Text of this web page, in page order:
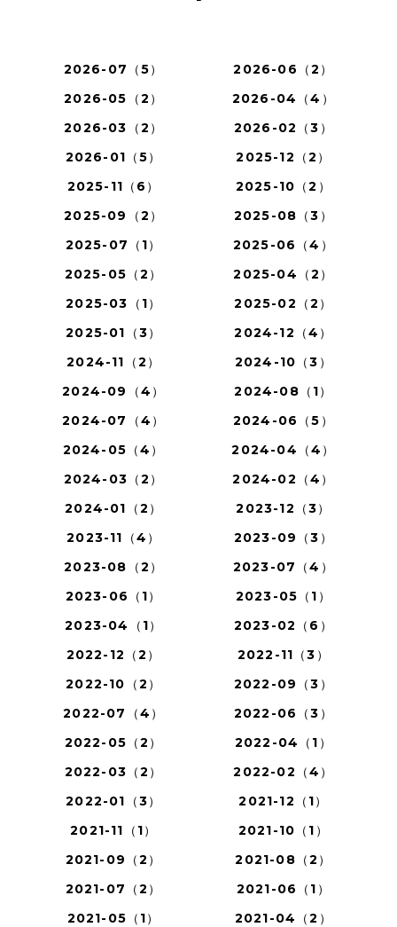
2026-07（5）
2026-06（2）
2026-05（2）
2026-04（4）
2026-03（2）
2026-02（3）
2026-01（5）
2025-12（2）
2025-11（6）
2025-10（2）
2025-09（2）
2025-08（3）
2025-07（1）
2025-06（4）
2025-05（2）
2025-04（2）
2025-03（1）
2025-02（2）
2025-01（3）
2024-12（4）
2024-11（2）
2024-10（3）
2024-09（4）
2024-08（1）
2024-07（4）
2024-06（5）
2024-05（4）
2024-04（4）
2024-03（2）
2024-02（4）
2024-01（2）
2023-12（3）
2023-11（4）
2023-09（3）
2023-08（2）
2023-07（4）
2023-06（1）
2023-05（1）
2023-04（1）
2023-02（6）
2022-12（2）
2022-11（3）
2022-10（2）
2022-09（3）
2022-07（4）
2022-06（3）
2022-05（2）
2022-04（1）
2022-03（2）
2022-02（4）
2022-01（3）
2021-12（1）
2021-11（1）
2021-10（1）
2021-09（2）
2021-08（2）
2021-07（2）
2021-06（1）
2021-05（1）
2021-04（2）